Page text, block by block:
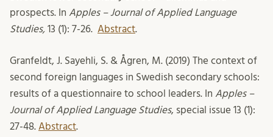
prospects. In Apples – Journal of Applied Language
Studies, 13 (1): 7-26. Abstract.
Granfeldt, J. Sayehli, S. & Ågren, M. (2019) The context of
second foreign languages in Swedish secondary schools:
results of a questionnaire to school leaders. In Apples –
Journal of Applied Language Studies, special issue 13 (1):
27-48. Abstract.